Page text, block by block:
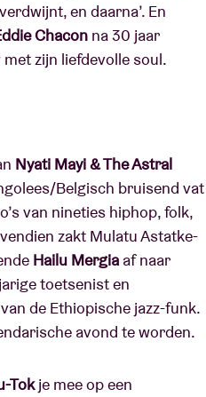
en daarna’. En
Chacon na 30 jaar
zijn liefdevolle soul.
Nyati Mayi & The Astral
Belgisch bruisend vat
van nineties hiphop, folk,
zakt Mulatu Astatke-
Hailu Mergiaaf naar
toetsenist en
de Ethiopische jazz-funk.
avond te worden.
Tokje mee op een